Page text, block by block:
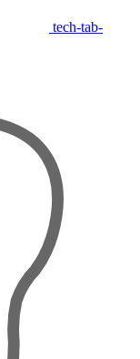
tech-tab-